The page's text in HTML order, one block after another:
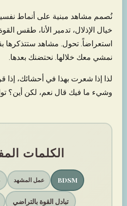
نُصمم مشاهد مبنية على أنماط
خيال الإذلال، تدمير الأنا، طقس
استعراضاً. تحول. مشاهد ستتذكرها
نمشي معك خلالها. نحتضنك بعدها.
لذا إذا شعرت بهذا في أحشائك،
وشيء ما فيك قال نعم، لكن أين؟
الكلمات
BDSM عمل المشهد
تبادل القوة بالتراضي